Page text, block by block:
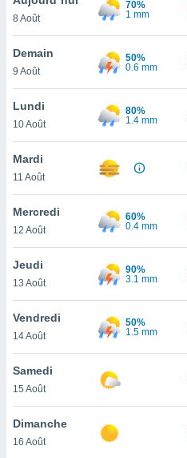
et
»,
au
vous
qu'ils
ou
le
ainsi
un
la
du
en
8 Août
70%
1 mm
Demain
9 Août
50%
0.6 mm
Lundi
10 Août
80%
1.4 mm
Mardi
11 Août
Mercredi
12 Août
60%
0.4 mm
Jeudi
13 Août
90%
3.1 mm
Vendredi
14 Août
50%
1.5 mm
Samedi
15 Août
Dimanche
16 Août